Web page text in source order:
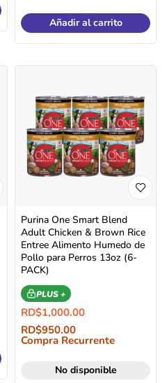
Añadir al carrito
Purina One Smart Blend
Adult Chicken & Brown Rice
Entree Alimento Humedo de
Pollo para Perros 13oz (6-
PACK)
PLUS +
RD$1,000.00
RD$950.00
Compra Recurrente
No disponible